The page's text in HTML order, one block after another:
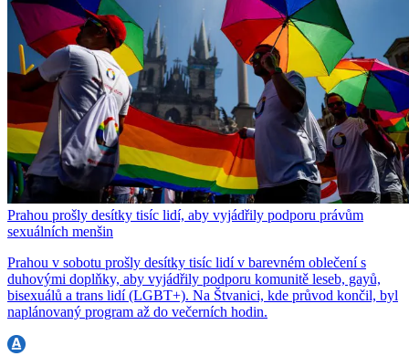
Prahou prošly desítky tisíc lidí, aby vyjádřily podporu právům
sexuálních menšin
Prahou v sobotu prošly desítky tisíc lidí v barevném oblečení s
duhovými doplňky, aby vyjádřily podporu komunitě leseb, gayů,
bisexuálů a trans lidí (LGBT+). Na Štvanici, kde průvod končil, byl
naplánovaný program až do večerních hodin.